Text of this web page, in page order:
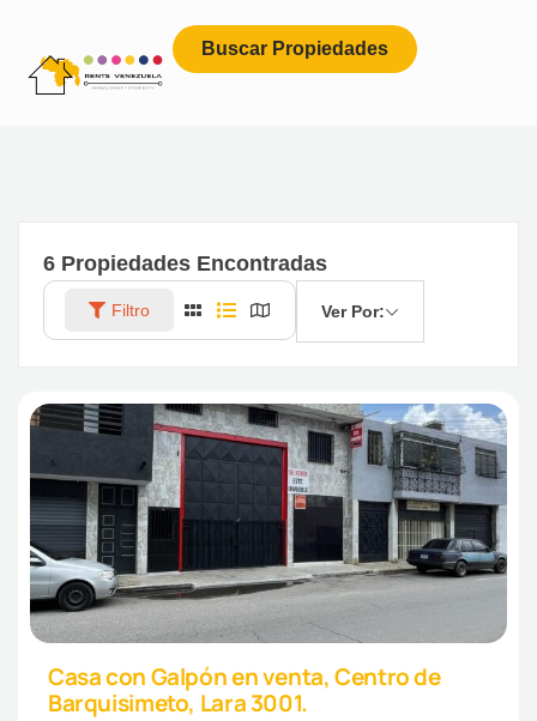
Buscar Propiedades
6 Propiedades Encontradas
Filtro Ver Por:
Casa con Galpón en venta, Centro de
Barquisimeto, Lara 3001.